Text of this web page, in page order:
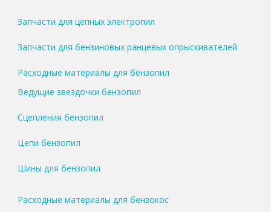
Запчасти для цепных электропил
Запчасти для бензиновых ранцевых опрыскивателей
Расходные материалы для бензопил
Ведущие звездочки бензопил
Сцепления бензопил
Цепи бензопил
Шины для бензопил
Расходные материалы для бензокос